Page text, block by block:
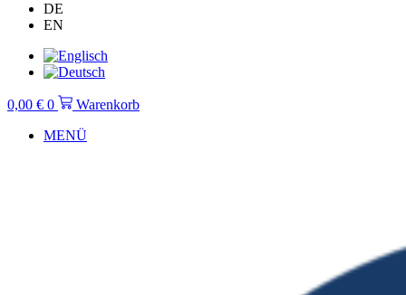
DE
EN
0,00 € 0
Warenkorb
MENÜ